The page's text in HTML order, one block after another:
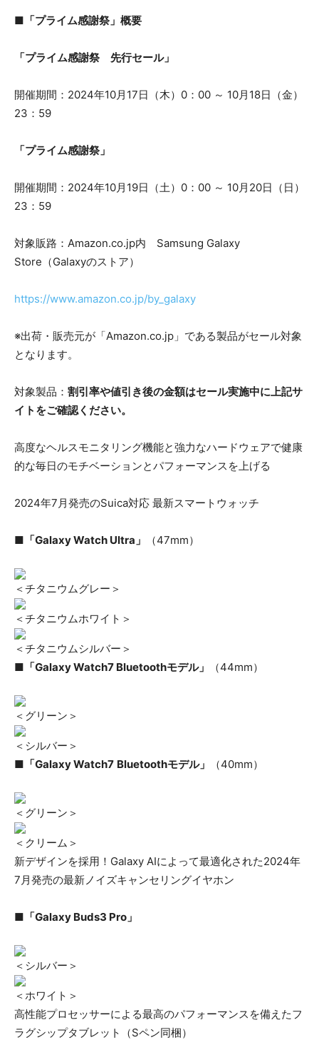
■「プライム感謝祭」概要
「プライム感謝祭 先行セール」
開催期間：2024年10月17日（木）0：00 ～ 10月18日（金）
23：59
「プライム感謝祭」
開催期間：2024年10月19日（土）0：00 ～ 10月20日（日）
23：59
対象販路：Amazon.co.jp内 Samsung Galaxy
Store（Galaxyのストア）
https://www.amazon.co.jp/by_galaxy
※出荷・販売元が「Amazon.co.jp」である製品がセール対象
となります。
対象製品： 割引率や値引き後の金額はセール実施中に上記サ
イトをご確認ください。
高度なヘルスモニタリング機能と強力なハードウェアで健康
的な毎日のモチベーションとパフォーマンスを上げる
2024年7月発売のSuica対応 最新スマートウォッチ
■「Galaxy Watch Ultra」 （47mm）
＜チタニウムグレー＞
＜チタニウムホワイト＞
＜チタニウムシルバー＞
■「Galaxy Watch7 Bluetoothモデル」
（44mm）
＜グリーン＞
＜シルバー＞
■「Galaxy Watch7 Bluetoothモデル」 （40mm）
＜グリーン＞
＜クリーム＞
新デザインを採用！Galaxy AIによって最適化された2024年
7月発売の最新ノイズキャンセリングイヤホン
■「Galaxy Buds3 Pro」
＜シルバー＞
＜ホワイト＞
高性能プロセッサーによる最高のパフォーマンスを備えたフ
ラグシップタブレット（Sペン同梱）